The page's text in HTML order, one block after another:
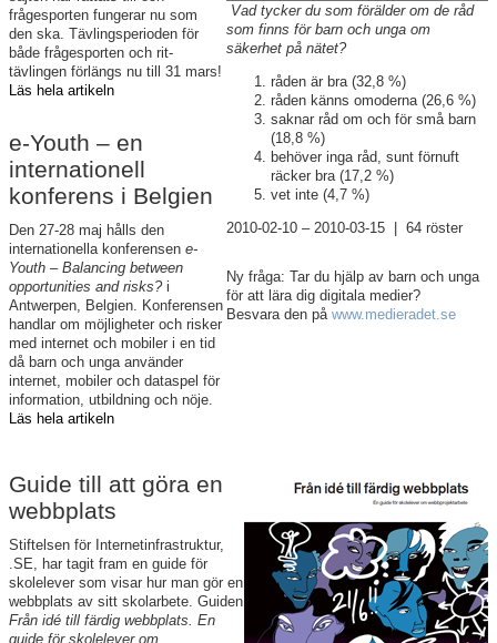
frågesporten fungerar nu som
den ska. Tävlingsperioden för
både frågesporten och rit-
tävlingen förlängs nu till 31 mars!
Läs hela artikeln
e-Youth – en
internationell
konferens i Belgien
Den 27-28 maj hålls den
internationella konferensen e-
Youth – Balancing between
opportunities and risks?i
Antwerpen, Belgien. Konferensen
handlar om möjligheter och risker
med internet och mobiler i en tid
då barn och unga använder
internet, mobiler och dataspel för
information, utbildning och nöje.
Läs hela artikeln
Vad tycker du som förälder om de råd
som finns för barn och unga om
säkerhet på nätet?
råden är bra (32,8 %)
råden känns omoderna (26,6 %)
saknar råd om och för små barn
(18,8 %)
behöver inga råd, sunt förnuft
räcker bra (17,2 %)
vet inte (4,7 %)
2010-02-10 – 2010-03-15 | 64 röster
Ny fråga: Tar du hjälp av barn och unga
för att lära dig digitala medier?
Besvara den på www.medieradet.se
Guide till att göra en
webbplats
Stiftelsen för Internetinfrastruktur,
.SE, har tagit fram en guide för
skolelever som visar hur man gör en
webbplats av sitt skolarbete. Guiden
Från idé till färdig webbplats. En
guide för skolelever om